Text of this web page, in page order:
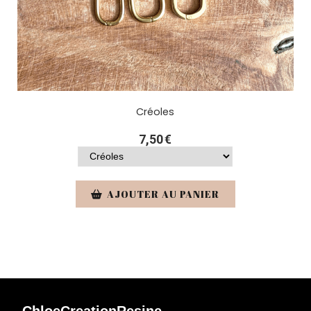
: Cœur agrume
Créoles
7,50€
AJOUTER AU PANIER